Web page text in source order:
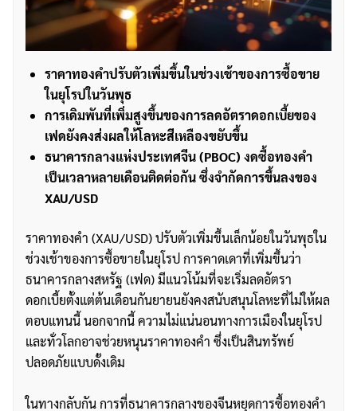
ราคาทองคำปรับตัวเพิ่มขึ้นในช่วงเช้าของการซื้อขาย
ในยุโรปในวันพุธ
การเดิมพันที่เพิ่มสูงขึ้นของการลดอัตราดอกเบี้ยของ
เฟดยังคงส่งผลให้โลหะสีเหลืองขยับขึ้น
ธนาคารกลางแห่งประเทศจีน (PBOC) งดซื้อทองคำ
เป็นเวลาหลายเดือนติดต่อกัน ซึ่งจำกัดการขึ้นลงของ
XAU/USD
ราคาทองคำ (XAU/USD) ปรับตัวเพิ่มขึ้นเล็กน้อยในวันพุธใน
ช่วงเช้าของการซื้อขายในยุโรป การคาดเดาที่เพิ่มขึ้นว่า
ธนาคารกลางสหรัฐ (เฟด) มีแนวโน้มที่จะเริ่มลดอัตรา
ดอกเบี้ยตั้งแต่ต้นเดือนกันยายนยังคงสนับสนุนโลหะที่ไม่ให้ผล
ตอบแทนนี้ นอกจากนี้ ความไม่แน่นอนทางการเมืองในยุโรป
และทั่วโลกอาจช่วยหนุนราคาทองคำ ซึ่งเป็นสินทรัพย์
ปลอดภัยแบบดั้งเดิม
ในทางกลับกัน การที่ธนาคารกลางของจีนหยุดการซื้อทองคำ